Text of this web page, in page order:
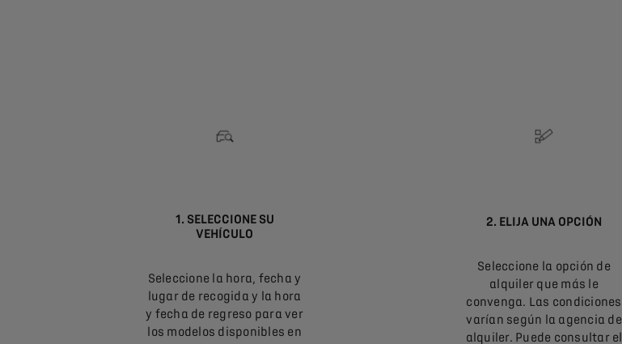
1. SELECCIONE SU
VEHÍCULO
Seleccione la hora, fecha y
lugar de recogida y la hora
y fecha de regreso para ver
los modelos disponibles en
2. ELIJA UNA OPCIÓN
Seleccione la opción de
alquiler que más le
convenga. Las condiciones
varían según la agencia de
alquiler. Puede consultar el